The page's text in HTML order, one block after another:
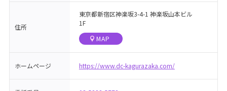
住所
東京都新宿区神楽坂3-4-1 神楽坂山本ビル
1F
MAP
ホームページ https://www.dc-kagurazaka.com/